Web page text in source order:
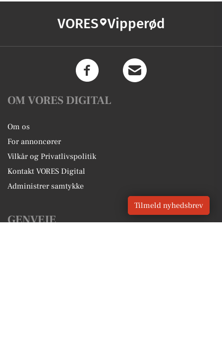
VORES Vipperød
OM VORES DIGITAL
Om os
For annoncører
Vilkår og Privatlivspolitik
Kontakt VORES Digital
Administrer samtykke
GENVEJE
Tilmeld nyhedsbrev